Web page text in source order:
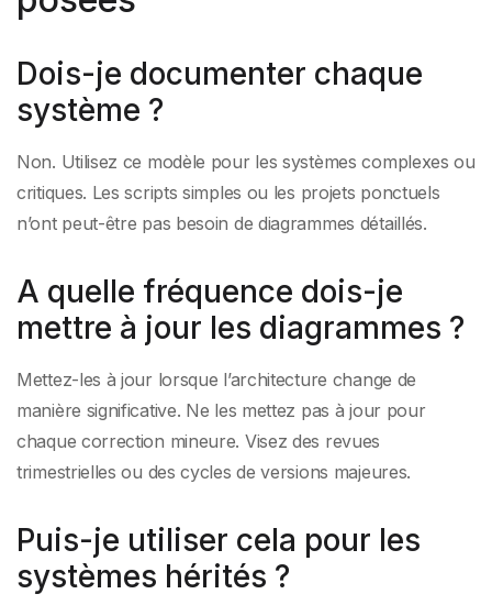
Dois-je documenter chaque
système ?
Non. Utilisez ce modèle pour les systèmes complexes ou
critiques. Les scripts simples ou les projets ponctuels
n’ont peut-être pas besoin de diagrammes détaillés.
A quelle fréquence dois-je
mettre à jour les diagrammes ?
Mettez-les à jour lorsque l’architecture change de
manière significative. Ne les mettez pas à jour pour
chaque correction mineure. Visez des revues
trimestrielles ou des cycles de versions majeures.
Puis-je utiliser cela pour les
systèmes hérités ?